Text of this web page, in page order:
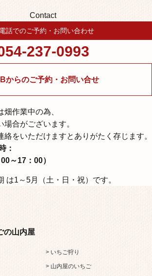
Contact
話でのご予約・お問い合わせ
237-0993
からのご予約・お問い合せ
作業中の為、
合がございます。
絡をいただけますとありがたく存じます。
：
～17：00）
は1～5⽉（⼟・⽇・祝）です。
の山内屋
> いちご狩り
> 山内屋のいちご